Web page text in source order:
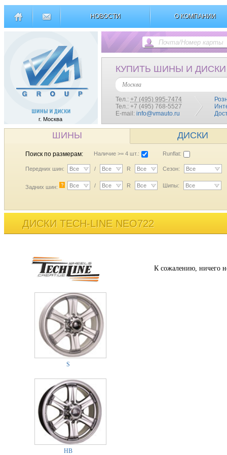
НОВОСТИ О КОМПАНИИ
г. Москва
КУПИТЬ ШИНЫ И ДИСКИ
Москва
Тел.: +7 (495) 995-7474
Тел.: +7 (495) 768-5527
E-mail: info@vmauto.ru
ШИНЫ ДИСКИ
Поиск по размерам: Наличие >= 4 шт.: Runflat:
Передних шин: Все / Все R Все Сезон: Все
Задних шин: ? Все / Все R Все Шипы: Все
ДИСКИ TECH-LINE NEO722
S
HB
К сожалению, ничего